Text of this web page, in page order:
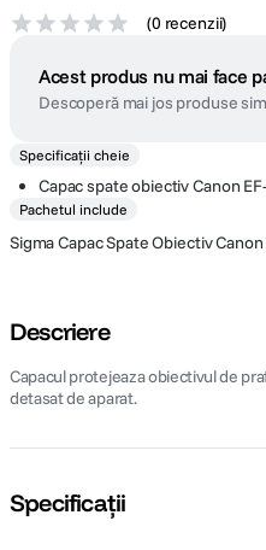
(0 recenzii)
Acest produs nu mai face
Descoperă mai jos produse
Specificații cheie
Capac spate obiectiv Canon
Pachetul include
Sigma Capac Spate Obiectiv Canon
Descriere
Capacul protejeaza obiectivul de
detasat de aparat.
Specificații